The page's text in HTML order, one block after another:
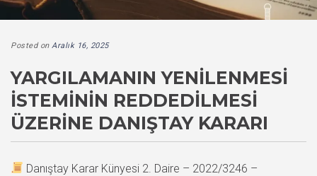
Posted on Aralık 16, 2025
YARGILAMANIN YENILENMESI
İSTEMININ REDDEDILMESI
ÜZERINE DANIŞTAY KARARI
Danıştay Karar Künyesi 2. Daire – 2022/3246 –